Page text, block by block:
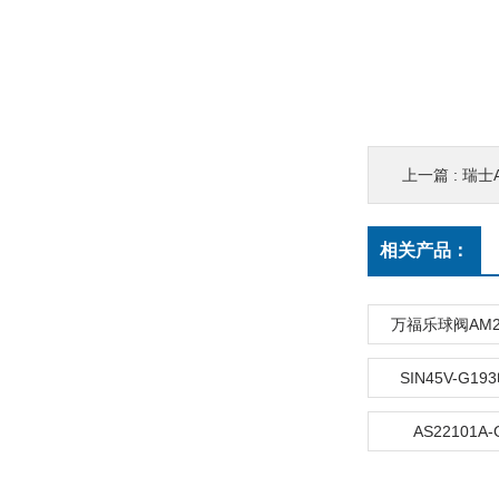
上一篇 : 瑞士
相关产品：
万福乐球阀
SIN45V-
AS22101A-